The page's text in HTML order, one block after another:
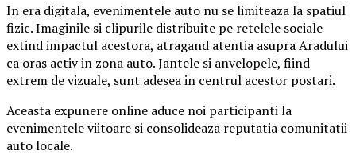
In era digitala, evenimentele auto nu se limiteaza la spatiul
fizic. Imaginile si clipurile distribuite pe retelele sociale
extind impactul acestora, atragand atentia asupra Aradului
ca oras activ in zona auto. Jantele si anvelopele, fiind
extrem de vizuale, sunt adesea in centrul acestor postari.
Aceasta expunere online aduce noi participanti la
evenimentele viitoare si consolideaza reputatia comunitatii
auto locale.